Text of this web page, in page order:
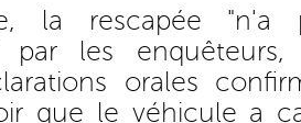
la rescapée "n'a
par les enquêteurs,
orales
que le véhicule a